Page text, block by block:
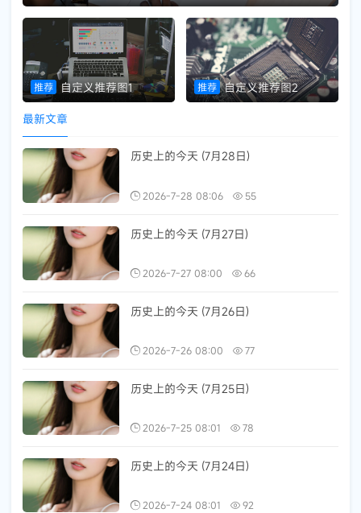
推荐 自定义推荐图1 推荐 自定义推荐图2
最新文章
历史上的今天 (7月28日)
2026-7-28 08:06 55
历史上的今天 (7月27日)
2026-7-27 08:00 66
历史上的今天 (7月26日)
2026-7-26 08:00 77
历史上的今天 (7月25日)
2026-7-25 08:01 78
历史上的今天 (7月24日)
2026-7-24 08:01 92